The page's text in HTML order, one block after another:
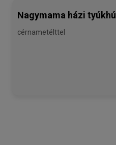
Nagymama házi
cérnametélttel